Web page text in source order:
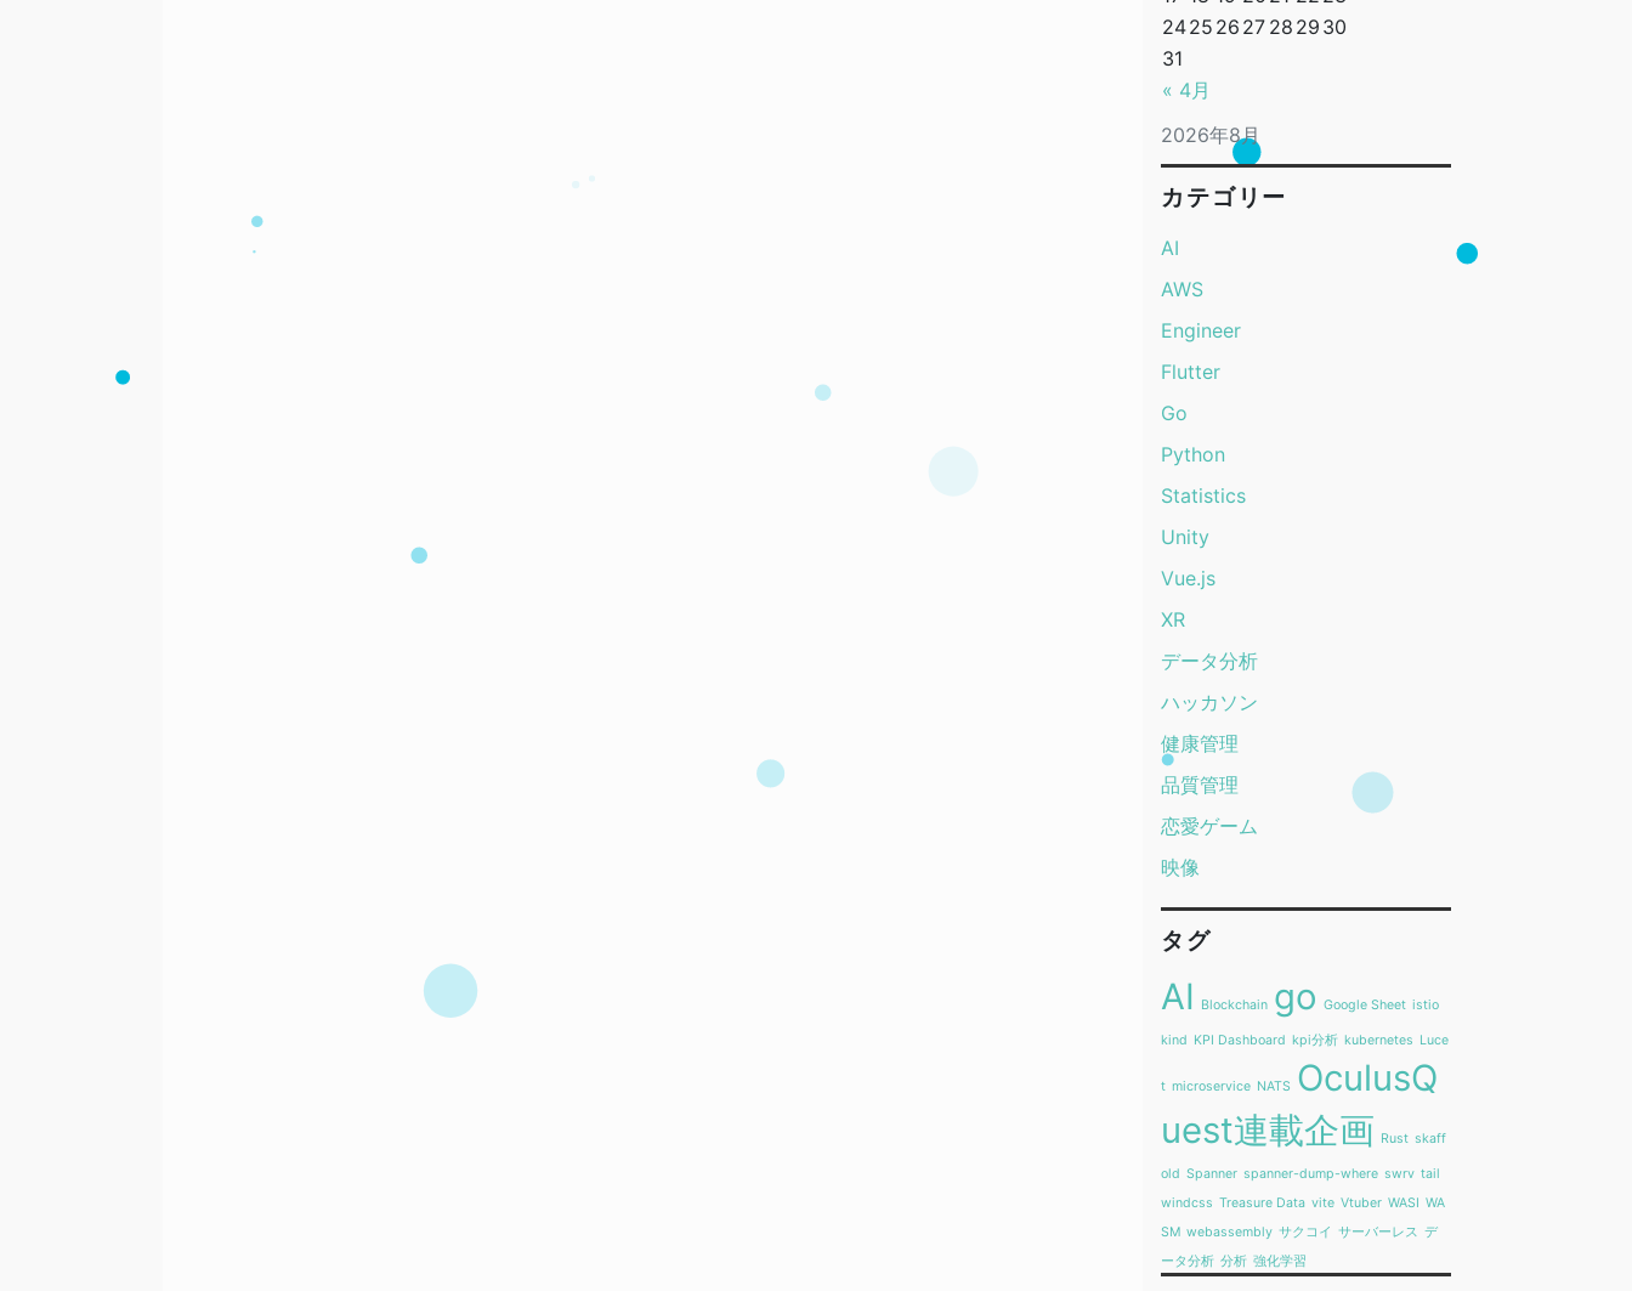
2026年8月
« 4月
2425 26 27 28 29 30
31
カテゴリー
AI
AWS
Engineer
Flutter
Go
Python
Statistics
Unity
Vue.js
XR
データ分析
ハッカソン
健康管理
品質管理
恋愛ゲーム
映像
タグ
AI Blockchain go Google Sheet istio
kind KPI Dashboard kpi分析 kubernetes Luce
t microservice NATS OculusQ
uest連載企画 Rust skaff
old Spanner spanner-dump-where swrv tail
windcss Treasure Data vite Vtuber WASI WA
SM webassembly サクコイ サーバーレス デ
ータ分析 分析 強化学習